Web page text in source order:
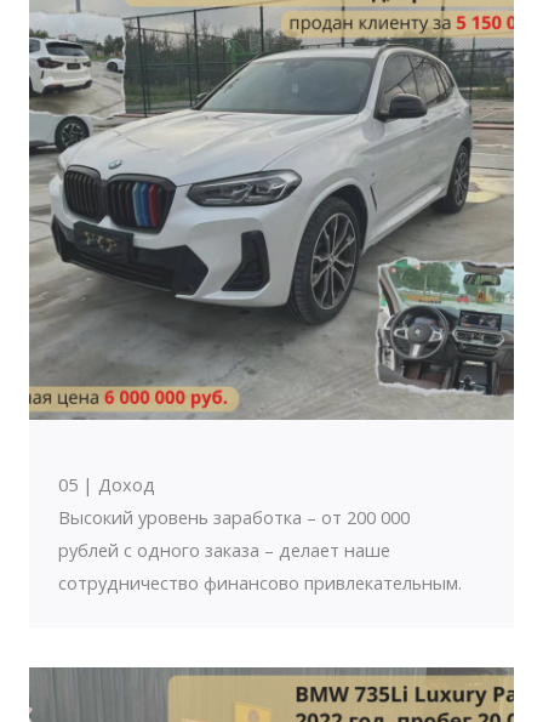
05 | Доход
Высокий уровень заработка – от 200 000
рублей с одного заказа – делает наше
сотрудничество финансово привлекательным.